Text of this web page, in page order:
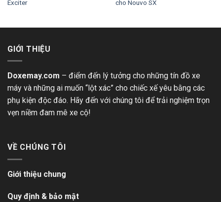
Exciter
cho Nouvo SX
GIỚI THIỆU
Doxemay.com – điểm đến lý tưởng cho những tín đồ xe
máy và những ai muốn “lột xác” cho chiếc xế yêu bằng các
phụ kiện độc đáo. Hãy đến với chúng tôi để trải nghiệm trọn
vẹn niềm đam mê xe cộ!
VỀ CHÚNG TÔI
Giới thiệu chung
Quy định & bảo mật